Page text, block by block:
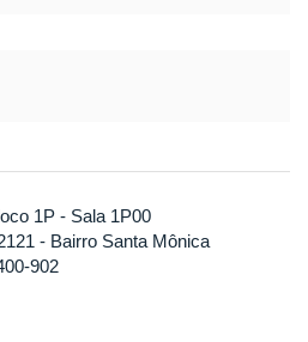
1P - Sala 1P00
- Bairro Santa Mônica
902